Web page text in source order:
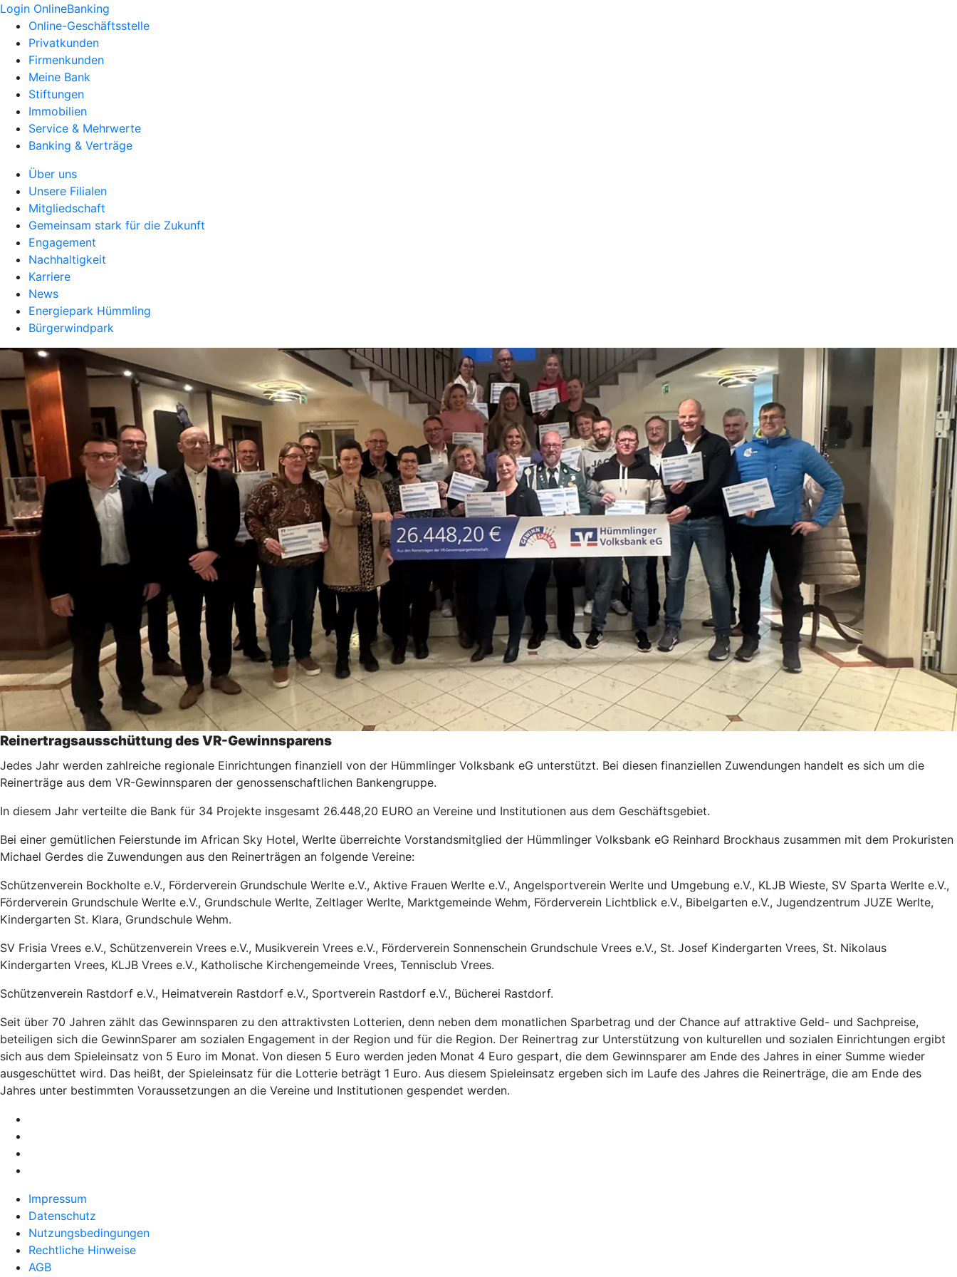
Login OnlineBanking
Online-Geschäftsstelle
Privatkunden
Firmenkunden
Meine Bank
Stiftungen
Immobilien
Service & Mehrwerte
Banking & Verträge
Über uns
Unsere Filialen
Mitgliedschaft
Gemeinsam stark für die Zukunft
Engagement
Nachhaltigkeit
Karriere
News
Energiepark Hümmling
Bürgerwindpark
Reinertragsausschüttung des VR-Gewinnsparens
Jedes Jahr werden zahlreiche regionale Einrichtungen finanziell von der Hümmlinger Volksbank eG unterstützt. Bei diesen finanziellen Zuwendungen handelt es sich um die
Reinerträge aus dem VR-Gewinnsparen der genossenschaftlichen Bankengruppe.
In diesem Jahr verteilte die Bank für 34 Projekte insgesamt 26.448,20 EURO an Vereine und Institutionen aus dem Geschäftsgebiet.
Bei einer gemütlichen Feierstunde im African Sky Hotel, Werlte überreichte Vorstandsmitglied der Hümmlinger Volksbank eG Reinhard Brockhaus zusammen mit dem Prokuristen
Michael Gerdes die Zuwendungen aus den Reinerträgen an folgende Vereine:
Schützenverein Bockholte e.V., Förderverein Grundschule Werlte e.V., Aktive Frauen Werlte e.V., Angelsportverein Werlte und Umgebung e.V., KLJB Wieste, SV Sparta Werlte e.V.,
Förderverein Grundschule Werlte e.V., Grundschule Werlte, Zeltlager Werlte, Marktgemeinde Wehm, Förderverein Lichtblick e.V., Bibelgarten e.V., Jugendzentrum JUZE Werlte,
Kindergarten St. Klara, Grundschule Wehm.
SV Frisia Vrees e.V., Schützenverein Vrees e.V., Musikverein Vrees e.V., Förderverein Sonnenschein Grundschule Vrees e.V., St. Josef Kindergarten Vrees, St. Nikolaus
Kindergarten Vrees, KLJB Vrees e.V., Katholische Kirchengemeinde Vrees, Tennisclub Vrees.
Schützenverein Rastdorf e.V., Heimatverein Rastdorf e.V., Sportverein Rastdorf e.V., Bücherei Rastdorf.
Seit über 70 Jahren zählt das Gewinnsparen zu den attraktivsten Lotterien, denn neben dem monatlichen Sparbetrag und der Chance auf attraktive Geld- und Sachpreise,
beteiligen sich die GewinnSparer am sozialen Engagement in der Region und für die Region. Der Reinertrag zur Unterstützung von kulturellen und sozialen Einrichtungen ergibt
sich aus dem Spieleinsatz von 5 Euro im Monat. Von diesen 5 Euro werden jeden Monat 4 Euro gespart, die dem Gewinnsparer am Ende des Jahres in einer Summe wieder
ausgeschüttet wird. Das heißt, der Spieleinsatz für die Lotterie beträgt 1 Euro. Aus diesem Spieleinsatz ergeben sich im Laufe des Jahres die Reinerträge, die am Ende des
Jahres unter bestimmten Voraussetzungen an die Vereine und Institutionen gespendet werden.
Impressum
Datenschutz
Nutzungsbedingungen
Rechtliche Hinweise
AGB